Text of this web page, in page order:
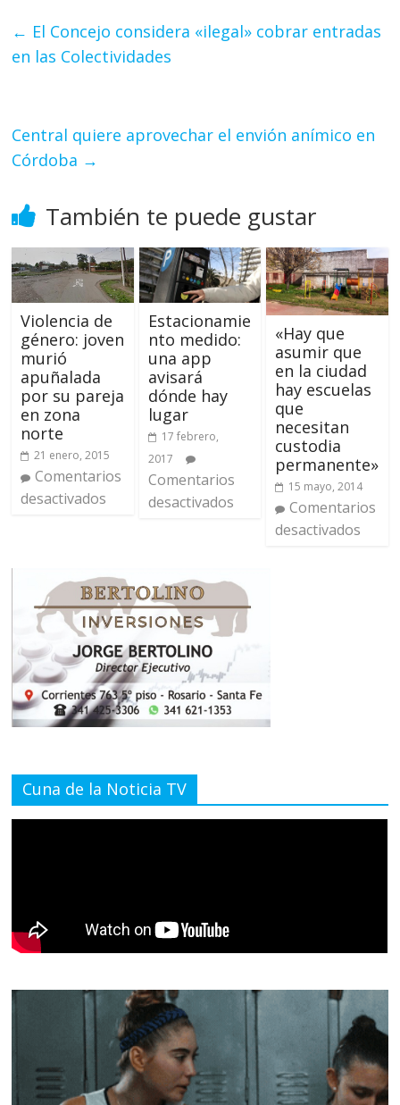
← El Concejo considera «ilegal» cobrar entradas
en las Colectividades
Central quiere aprovechar el envión anímico en
Córdoba →
También te puede gustar
Violencia de
género: joven
murió
apuñalada
por su pareja
en zona
norte
21 enero, 2015
Comentarios
desactivados
Estacionamie
nto medido:
una app
avisará
dónde hay
lugar
17 febrero,
2017
Comentarios
desactivados
«Hay que
asumir que
en la ciudad
hay escuelas
que
necesitan
custodia
permanente»
15 mayo, 2014
Comentarios
desactivados
Cuna de la Noticia TV